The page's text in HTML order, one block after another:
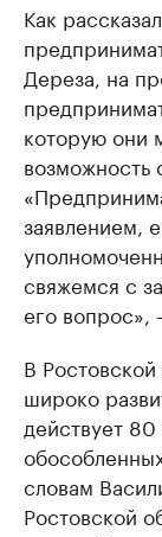
Как
Дереза, на
которую они
возможность
заявлением,
свяжемся с
его вопрос»,
В
широко
действует
словам
Ростовской